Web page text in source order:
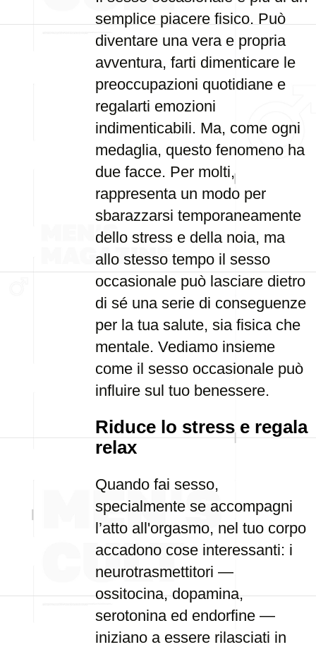
semplice piacere fisico. Può
diventare una vera e propria
avventura, farti dimenticare le
preoccupazioni quotidiane e
regalarti emozioni
indimenticabili. Ma, come ogni
medaglia, questo fenomeno ha
due facce. Per molti,
rappresenta un modo per
sbarazzarsi temporaneamente
dello stress e della noia, ma
allo stesso tempo il sesso
occasionale può lasciare dietro
di sé una serie di conseguenze
per la tua salute, sia fisica che
mentale. Vediamo insieme
come il sesso occasionale può
influire sul tuo benessere.
Riduce lo stress e regala
relax
Quando fai sesso,
specialmente se accompagni
l’atto all'orgasmo, nel tuo corpo
accadono cose interessanti: i
neurotrasmettitori —
ossitocina, dopamina,
serotonina ed endorfine —
iniziano a essere rilasciati in